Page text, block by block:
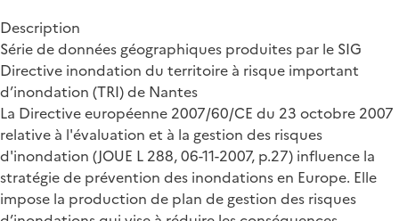
Description
Série de données géographiques produites par le SIG
Directive inondation du territoire à risque important
d’inondation (TRI) de Nantes
La Directive européenne 2007/60/CE du 23 octobre 2007
relative à l'évaluation et à la gestion des risques
d'inondation (JOUE L 288, 06-11-2007, p.27) influence la
stratégie de prévention des inondations en Europe. Elle
impose la production de plan de gestion des risques